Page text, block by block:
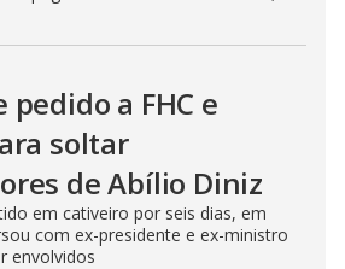
a FHC e
soltar
de Abílio Diniz
em cativeiro por seis dias, em
com ex-presidente e ex-ministro
envolvidos